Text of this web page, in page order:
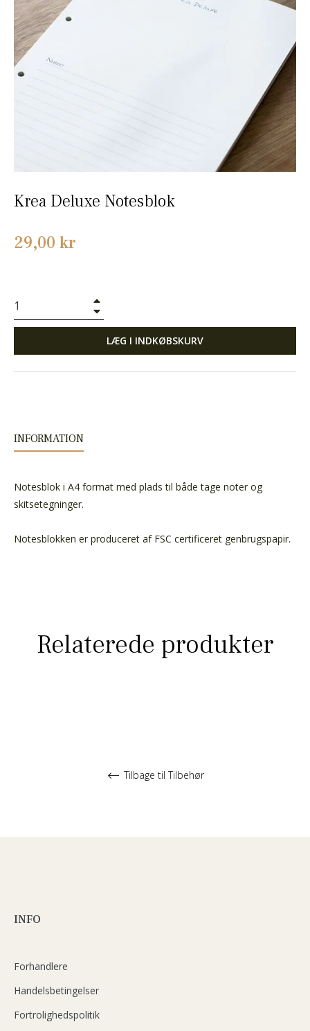
Krea Deluxe Notesblok
Normalpris
29,00 kr
LÆG I INDKØBSKURV
INFORMATION
Notesblok i A4 format med plads til både tage noter og
skitsetegninger.
Notesblokken er produceret af FSC certificeret genbrugspapir.
Relaterede produkter
Tilbage til Tilbehør
INFO
Forhandlere
Handelsbetingelser
Fortrolighedspolitik